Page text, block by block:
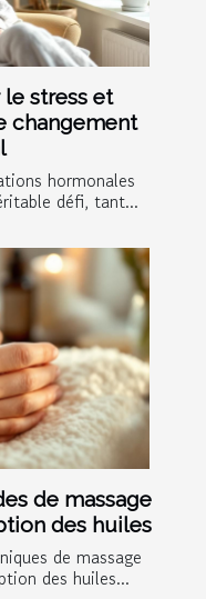
stress et
changement
hormonales
défi, tant...
de massage
des huiles
de massage
des huiles...